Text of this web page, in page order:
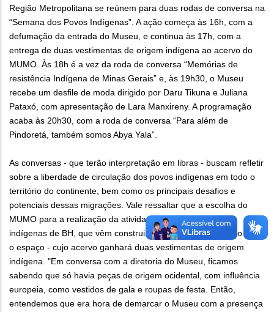
Região Metropolitana se reúnem para duas rodas de conversa na
“Semana dos Povos Indígenas”. A ação começa às 16h, com a
defumação da entrada do Museu, e continua às 17h, com a
entrega de duas vestimentas de origem indígena ao acervo do
MUMO. Às 18h é a vez da roda de conversa “Memórias de
resistência Indígena de Minas Gerais” e, às 19h30, o Museu
recebe um desfile de moda dirigido por Daru Tikuna e Juliana
Pataxó, com apresentação de Lara Manxireny. A programação
acaba às 20h30, com a roda de conversa “Para além de
Pindoretá, também somos Abya Yala”.
As conversas - que terão interpretação em libras - buscam refletir
sobre a liberdade de circulação dos povos indígenas em todo o
território do continente, bem como os principais desafios e
potenciais dessas migrações. Vale ressaltar que a escolha do
MUMO para a realização da atividade foi celebrada pelos
indígenas de BH, que vêm construindo uma recente relação com
o espaço - cujo acervo ganhará duas vestimentas de origem
indígena. "Em conversa com a diretoria do Museu, ficamos
sabendo que só havia peças de origem ocidental, com influência
europeia, como vestidos de gala e roupas de festa. Então,
entendemos que era hora de demarcar o Museu com a presença